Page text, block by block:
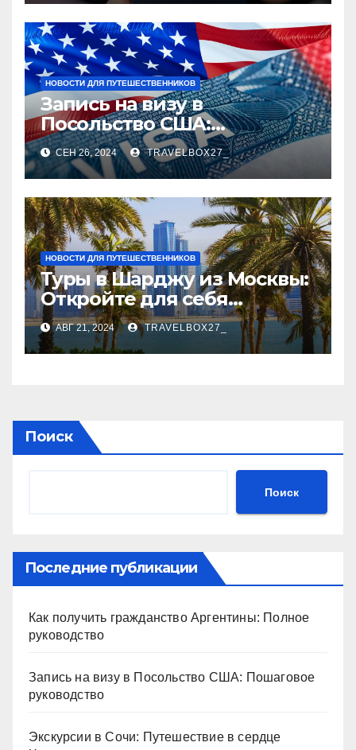
НОВОСТИ ДЛЯ ПУТЕШЕСТВЕННИКОВ
Запись на визу в
Посольство США:
Пошаговое руководство
СЕН 26, 2024 TRAVELBOX27_
НОВОСТИ ДЛЯ ПУТЕШЕСТВЕННИКОВ
Туры в Шарджу из Москвы:
Откройте для себя
культурное сердце ОАЭ
АВГ 21, 2024 TRAVELBOX27_
Поиск
Поиск
Последние публикации
Как получить гражданство Аргентины: Полное
руководство
Запись на визу в Посольство США: Пошаговое
руководство
Экскурсии в Сочи: Путешествие в сердце